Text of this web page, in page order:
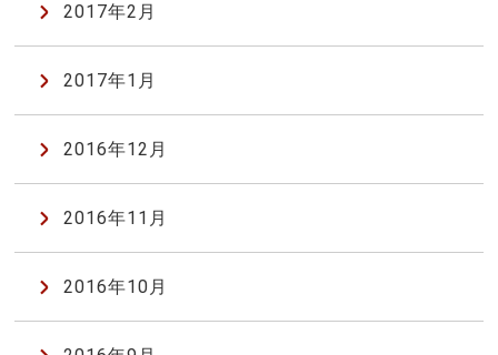
2017年2月
2017年1月
2016年12月
2016年11月
2016年10月